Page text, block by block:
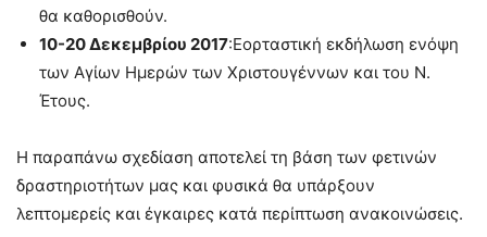
θα καθορισθούν.
10-20 Δεκεμβρίου 2017:Εορταστική εκδήλωση ενόψη
των Αγίων Ημερών των Χριστουγέννων και του Ν.
Έτους.
Η παραπάνω σχεδίαση αποτελεί τη βάση των φετινών
δραστηριοτήτων μας και φυσικά θα υπάρξουν
λεπτομερείς και έγκαιρες κατά περίπτωση ανακοινώσεις.